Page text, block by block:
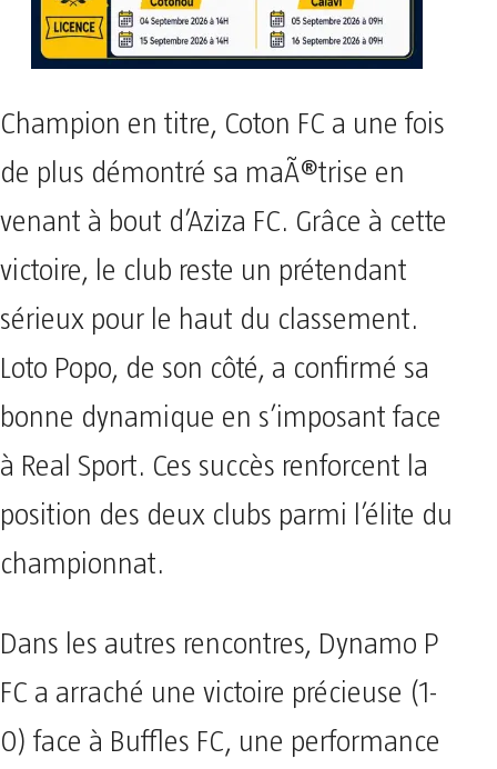
Champion en titre, Coton FC a une fois
de plus démontré sa maÃ®trise en
venant à bout d’Aziza FC. Grâce à cette
victoire, le club reste un prétendant
sérieux pour le haut du classement.
Loto Popo, de son côté, a confirmé sa
bonne dynamique en s’imposant face
à Real Sport. Ces succès renforcent la
position des deux clubs parmi l’élite du
championnat.
Dans les autres rencontres, Dynamo P
FC a arraché une victoire précieuse (1-
0) face à Buffles FC, une performance